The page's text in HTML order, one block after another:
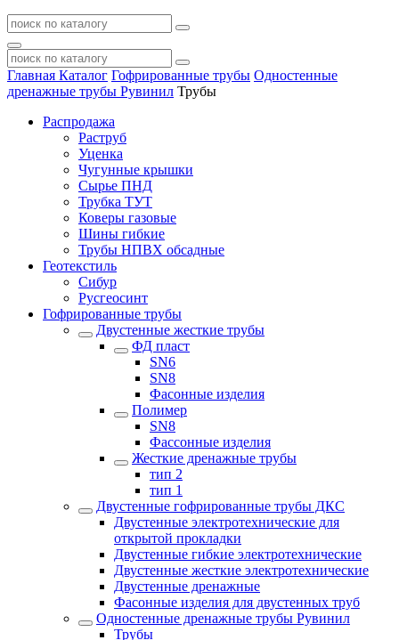
Главная Каталог Гофрированные трубы Одностенные
дренажные трубы Рувинил Трубы
Распродажа
Раструб
Уценка
Чугунные крышки
Сырье ПНД
Трубка ТУТ
Коверы газовые
Шины гибкие
Трубы НПВХ обсадные
Геотекстиль
Сибур
Русгеосинт
Гофрированные трубы
Двустенные жесткие трубы
ФД пласт
SN6
SN8
Фасонные изделия
Полимер
SN8
Фассонные изделия
Жесткие дренажные трубы
тип 2
тип 1
Двустенные гофрированные трубы ДКС
Двустенные электротехнические для
открытой прокладки
Двустенные гибкие электротехнические
Двустенные жесткие электротехнические
Двустенные дренажные
Фасонные изделия для двустенных труб
Одностенные дренажные трубы Рувинил
Трубы